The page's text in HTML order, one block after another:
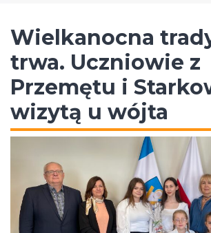
Wielkanocna
trwa. Uczniowie z
Przemętu i
wizytą u wójta